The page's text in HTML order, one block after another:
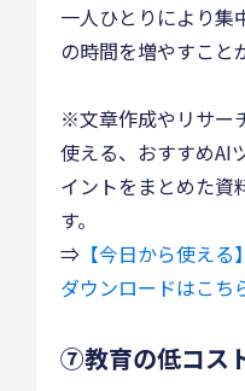
一人ひとりにより集
の時間を増やすこと
※文章作成やリサー
使える、おすすめAI
イントをまとめた資
す。
⇒ 【今日から使え
ダウンロードはこち
⑦教育の低コス